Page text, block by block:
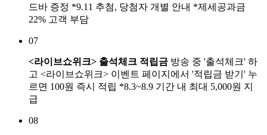
드바 증정 *9.11 추첨, 당첨자 개별 안내 *제세공과금
22% 고객 부담
07
<라이브쇼위크> 출석체크 적립금 방송 중 '출석체크' 하
고 <라이브쇼위크> 이벤트 페이지에서 '적립금 받기' 누
르면 100원 즉시 적립 *8.3~8.9 기간 내 최대 5,000원 지
급
08